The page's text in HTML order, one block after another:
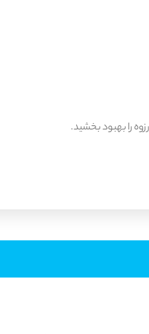
را بهبود بخشید.